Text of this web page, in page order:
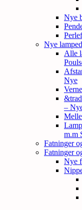
Nye
Nye
Alle
Nye
–
m.m
Fatninger
Fatninger
Nye